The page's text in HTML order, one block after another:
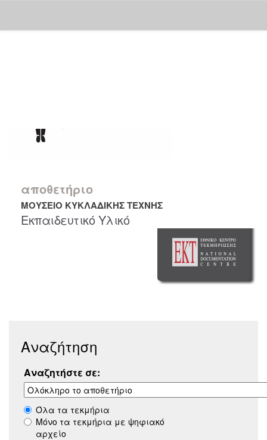
αποθετήριο
ΜΟΥΣΕΙΟ ΚΥΚΛΑΔΙΚΗΣ ΤΕΧΝΗΣ
Εκπαιδευτικό Υλικό
Αναζήτηση
Αναζητήστε σε:
Όλα τα τεκμήρια
Μόνο τα τεκμήρια με ψηφιακό
αρχείο